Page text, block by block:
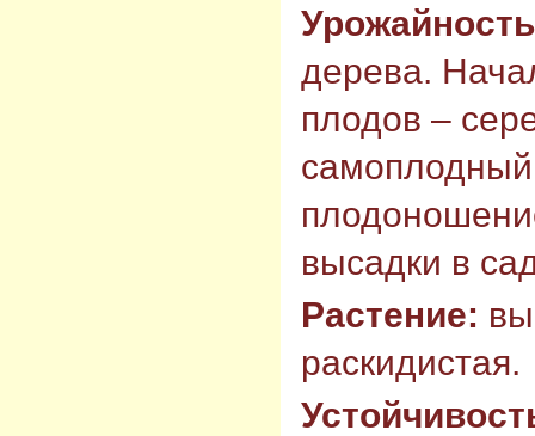
дерева.
плодов –
высадки в
Растение:
раскидистая.